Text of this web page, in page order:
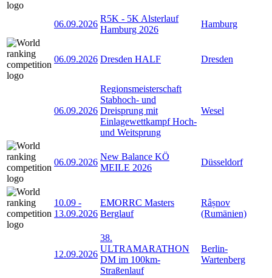
06.09.2026
R5K - 5K Alsterlauf
Hamburg 2026
Hamburg
06.09.2026 Dresden HALF Dresden
06.09.2026
Regionsmeisterschaft
Stabhoch- und
Dreisprung mit
Einlagewettkampf Hoch-
und Weitsprung
Wesel
06.09.2026
New Balance KÖ
MEILE 2026
Düsseldorf
10.09 -
13.09.2026
EMORRC Masters
Berglauf
Râșnov
(Rumänien)
12.09.2026
38.
ULTRAMARATHON
DM im 100km-
Straßenlauf
Berlin-
Wartenberg